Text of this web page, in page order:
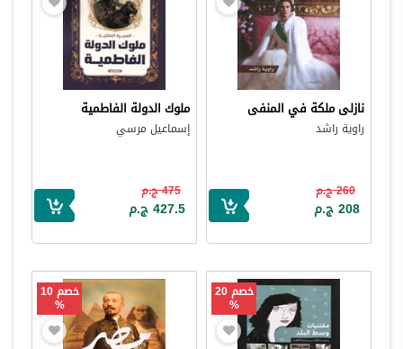
نازلى ملكة في المنفى
راوية راشد
260 ج.م
208 ج.م
ملوك الدولة الفاطمية
إسماعيل مرسي
475 ج.م
427.5 ج.م
خصم 20
%
خصم 10
%